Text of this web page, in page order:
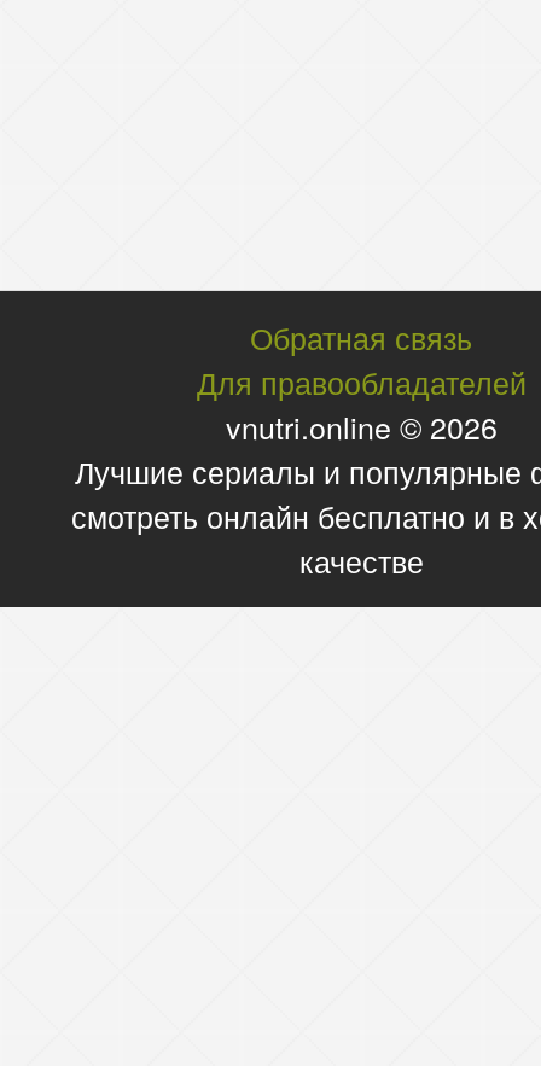
Обратная связь
Для правообладателей
vnutri.online © 2026
Лучшие сериалы и
смотреть онлайн бесплатно и в
качестве